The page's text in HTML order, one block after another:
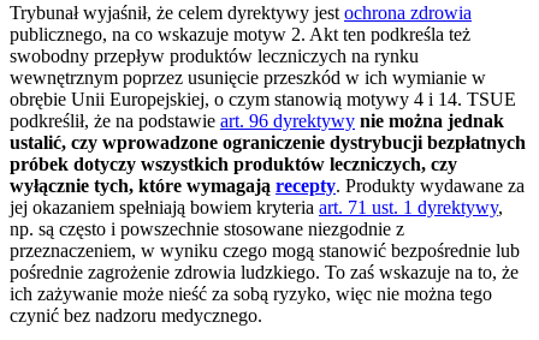
Trybunał wyjaśnił, że celem dyrektywy jest ochrona zdrowia
publicznego, na co wskazuje motyw 2. Akt ten podkreśla też
swobodny przepływ produktów leczniczych na rynku
wewnętrznym poprzez usunięcie przeszkód w ich wymianie w
obrębie Unii Europejskiej, o czym stanowią motywy 4 i 14. TSUE
podkreślił, że na podstawie art. 96 dyrektywy nie można jednak
ustalić, czy wprowadzone ograniczenie dystrybucji bezpłatnych
próbek dotyczy wszystkich produktów leczniczych, czy
wyłącznie tych, które wymagają recepty. Produkty wydawane za
jej okazaniem spełniają bowiem kryteria art. 71 ust. 1 dyrektywy,
np. są często i powszechnie stosowane niezgodnie z
przeznaczeniem, w wyniku czego mogą stanowić bezpośrednie lub
pośrednie zagrożenie zdrowia ludzkiego. To zaś wskazuje na to, że
ich zażywanie może nieść za sobą ryzyko, więc nie można tego
czynić bez nadzoru medycznego.